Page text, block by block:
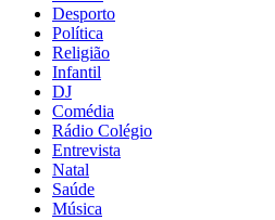
Desporto
Política
Religião
Infantil
DJ
Comédia
Rádio Colégio
Entrevista
Natal
Saúde
Música